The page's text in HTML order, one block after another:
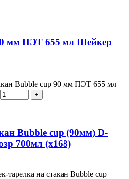
мм ПЭТ 655 мл Шейкер
Bubble cup 90 мм ПЭТ 655 мл
Bubble cup (90мм) D-
700мл (х168)
тарелка на стакан Bubble cup